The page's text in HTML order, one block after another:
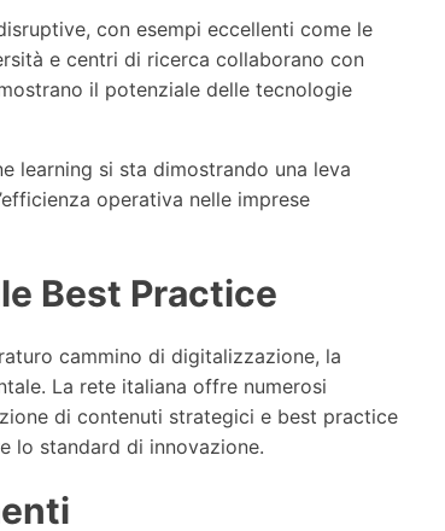
con esempi eccellenti come le
e centri di ricerca collaborano con
il potenziale delle tecnologie
learning si sta dimostrando una leva
operativa nelle imprese
Best Practice
cammino di digitalizzazione, la
La rete italiana offre numerosi
di contenuti strategici e best practice
lo standard di innovazione.